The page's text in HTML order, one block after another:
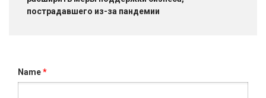
пострадавшего из-за пандемии
Name*